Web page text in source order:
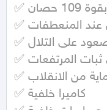
✅ بقوة 109 حصان
✅ التحكم في الفرامل عند المنعطفات
✅ نظام التحكم المساعد للصعود على التلال
✅ التحكم في ثبات المرتفعات
✅ خاصية الحماية من الانقلاب
✅ كاميرا خلفية